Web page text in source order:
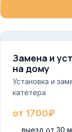
Замена и
на дому
Установка и
катетера
от 1700₽
выезд от 30